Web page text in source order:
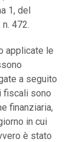
1, del
472.
applicate le
a seguito
fiscali sono
finanziaria,
in cui
è stato